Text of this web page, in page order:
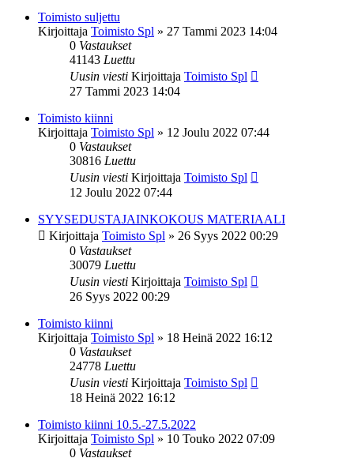
Toimisto suljettu
Kirjoittaja Toimisto Spl » 27 Tammi 2023 14:04
0 Vastaukset
41143 Luettu
Uusin viesti Kirjoittaja Toimisto Spl
27 Tammi 2023 14:04
Toimisto kiinni
Kirjoittaja Toimisto Spl » 12 Joulu 2022 07:44
0 Vastaukset
30816 Luettu
Uusin viesti Kirjoittaja Toimisto Spl
12 Joulu 2022 07:44
SYYSEDUSTAJAINKOKOUS MATERIAALI
Kirjoittaja Toimisto Spl » 26 Syys 2022 00:29
0 Vastaukset
30079 Luettu
Uusin viesti Kirjoittaja Toimisto Spl
26 Syys 2022 00:29
Toimisto kiinni
Kirjoittaja Toimisto Spl » 18 Heinä 2022 16:12
0 Vastaukset
24778 Luettu
Uusin viesti Kirjoittaja Toimisto Spl
18 Heinä 2022 16:12
Toimisto kiinni 10.5.-27.5.2022
Kirjoittaja Toimisto Spl » 10 Touko 2022 07:09
0 Vastaukset